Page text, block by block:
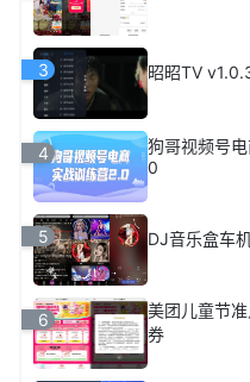
3
昭昭TV
4
狗哥视频号
0
5
DJ音乐盒车
6
美团儿童节
券